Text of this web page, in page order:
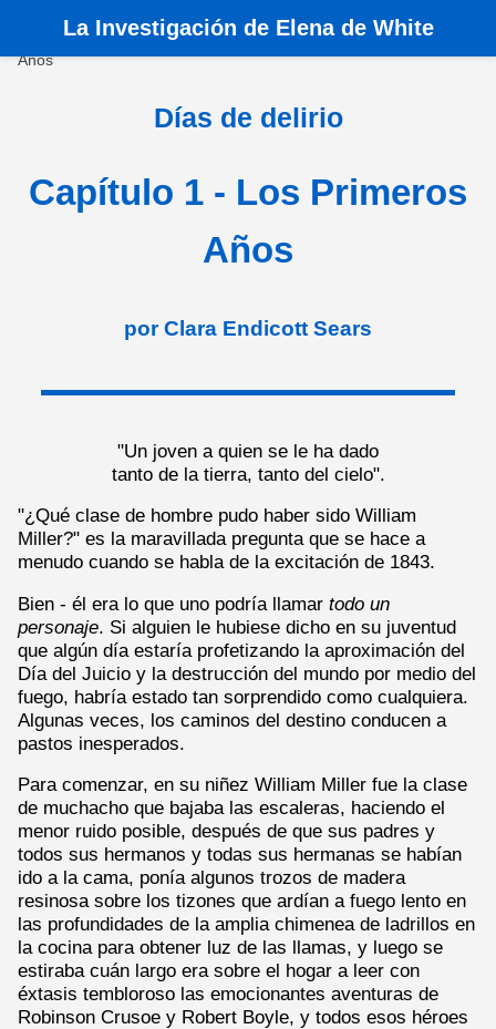
› Libros › Días de delirio › Capítulo 1 - Los Primeros
Años
La Investigación de Elena de White
Días de delirio
Capítulo 1 - Los Primeros
Años
por Clara Endicott Sears
"Un joven a quien se le ha dado
tanto de la tierra, tanto del cielo".
"¿Qué clase de hombre pudo haber sido William
Miller?" es la maravillada pregunta que se hace a
menudo cuando se habla de la excitación de 1843.
Bien - él era lo que uno podría llamar todo un
personaje. Si alguien le hubiese dicho en su juventud
que algún día estaría profetizando la aproximación del
Día del Juicio y la destrucción del mundo por medio del
fuego, habría estado tan sorprendido como cualquiera.
Algunas veces, los caminos del destino conducen a
pastos inesperados.
Para comenzar, en su niñez William Miller fue la clase
de muchacho que bajaba las escaleras, haciendo el
menor ruido posible, después de que sus padres y
todos sus hermanos y todas sus hermanas se habían
ido a la cama, ponía algunos trozos de madera
resinosa sobre los tizones que ardían a fuego lento en
las profundidades de la amplia chimenea de ladrillos en
la cocina para obtener luz de las llamas, y luego se
estiraba cuán largo era sobre el hogar a leer con
éxtasis tembloroso las emocionantes aventuras de
Robinson Crusoe y Robert Boyle, y todos esos héroes